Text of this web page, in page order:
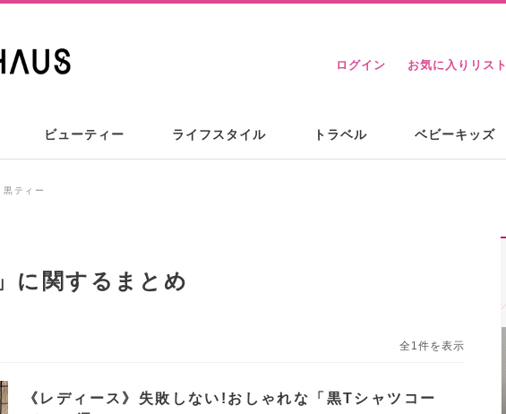
ログイン お気に入りリスト
ビューティー ライフスタイル トラベル ベビーキッズ
黒ティー
」に関するまとめ
全1件を表示
《レディース》失敗しない!おしゃれな「黒Tシャツコー